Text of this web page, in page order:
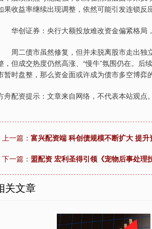
果收益率继续出现调整，依然可能引发连锁反应
创证券：央行大额投放难改资金偏紧格局
二债市虽然修复，但并未脱离股市走出独立
，但成交热度仍然高涨、“慢牛”氛围仍在。
暂时盘整，那么资金面或许成为债市多空博弈
舟配资提示：文章来自网络，不代表本站观点。
上一篇： 富兴配资端 科创债规模不断扩大 提
下一篇： 盟配资 宏利圣得引领《宠物后事处
关文章